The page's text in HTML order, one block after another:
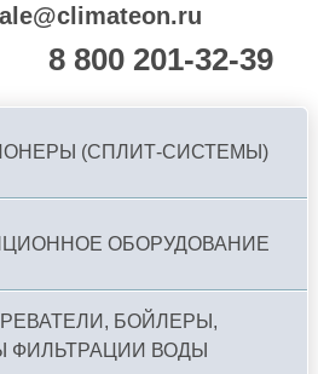
8 800 201-32-39
(СПЛИТ-СИСТЕМЫ)
ОБОРУДОВАНИЕ
БОЙЛЕРЫ,
ФИЛЬТРАЦИИ ВОДЫ